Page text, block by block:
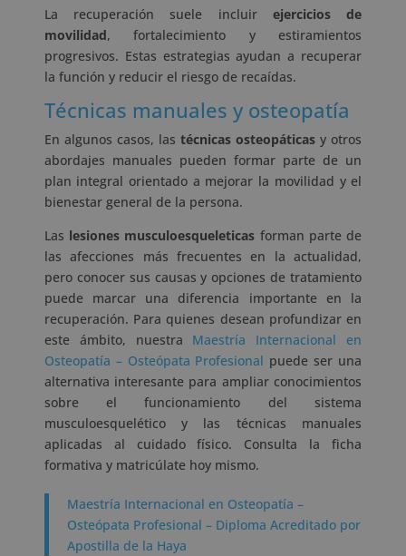
La recuperación suele incluirejercicios de
movilidad, fortalecimiento y estiramientos
progresivos. Estas estrategias ayudan a recuperar
la función y reducir el riesgo de recaídas.
Técnicas manuales y osteopatía
En algunos casos, lastécnicas osteopáticas y otros
abordajes manuales pueden formar parte de un
plan integral orientado a mejorar la movilidad y el
bienestar general de la persona.
Las lesiones musculoesqueleticas forman parte de
las afecciones más frecuentes en la actualidad,
pero conocer sus causas y opciones de tratamiento
puede marcar una diferencia importante en la
recuperación. Para quienes desean profundizar en
este ámbito, nuestra Maestría Internacional en
Osteopatía – Osteópata Profesional puede ser una
alternativa interesante para ampliar conocimientos
sobre el funcionamiento del sistema
musculoesquelético y las técnicas manuales
aplicadas al cuidado físico. Consulta la ficha
formativa y matricúlate hoy mismo.
Maestría Internacional en Osteopatía –
Osteópata Profesional – Diploma Acreditado por
Apostilla de la Haya